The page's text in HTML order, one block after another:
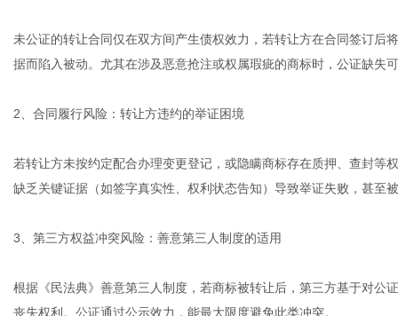
未公证的转让合同仅在双方间产生债权效力，若转让方在合同签订后
据而陷入被动。尤其在涉及恶意抢注或权属瑕疵的商标时，公证缺失
2、合同履行风险：转让方违约的举证困境
若转让方未按约定配合办理变更登记，或隐瞒商标存在质押、查封等
缺乏关键证据（如签字真实性、权利状态告知）导致举证失败，甚至
3、第三方权益冲突风险：善意第三人制度的适用
根据《民法典》善意第三人制度，若商标被转让后，第三方基于对公
丧失权利。公证通过公示效力，能最大限度避免此类冲突。